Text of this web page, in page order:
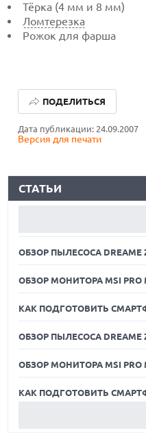
Тёрка (4 мм и 8 мм)
Ломтерезка
Рожок для фарша
Дата публикации: 24.09.2007
Версия для печати
ПОДЕЛИТЬСЯ
СТАТЬИ
ОБЗОР МОНИТОРА MSI PRO
КАК ПОДГОТОВИТЬ
КАК ПОДГОТОВИТЬ
ОБЗОР ПЫЛЕСОСА DREAME
ОБЗОР МОНИТОРА MSI PRO
КАК ПОДГОТОВИТЬ
ОБЗОР ПЫЛЕСОСА DREAME
ОБЗОР МОНИТОРА MSI PRO
КАК ПОДГОТОВИТЬ
ОБЗОР ПЫЛЕСОСА DREAME
05.08.2026